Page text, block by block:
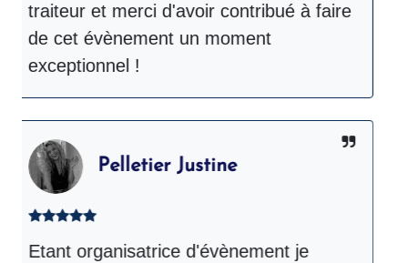
traiteur et merci d'avoir contribué à faire
de cet évènement un moment
exceptionnel !
Pelletier Justine
Etant organisatrice d'évènement je